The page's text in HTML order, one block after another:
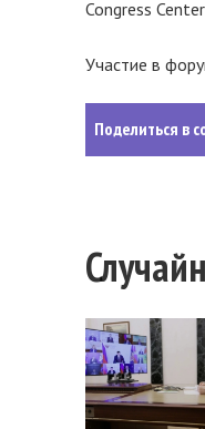
Congress
Участие в
Поделиться в